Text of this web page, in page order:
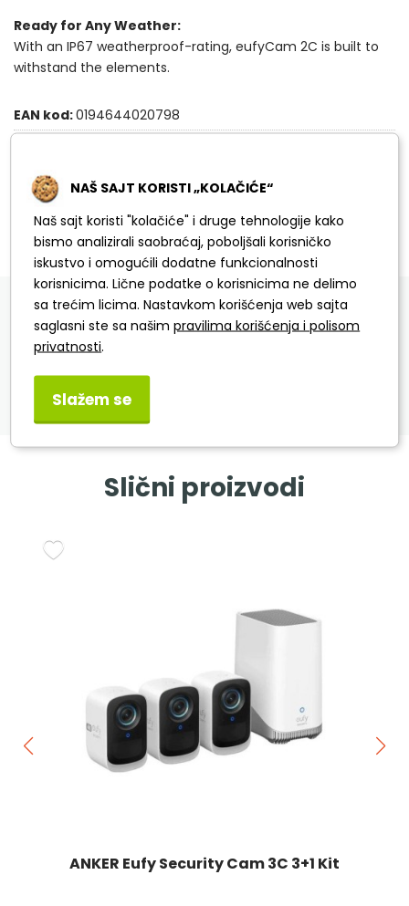
Ready for Any Weather:
With an IP67 weatherproof-rating, eufyCam 2C is built to
withstand the elements.
EAN kod:0194644020798
Kategorija:
Težina po komadu:
DETALJNI OPIS
SPECIFIKACIJA
PITANJA I ODGOVORI
Slični proizvodi
ANKER Eufy Security Cam 3C 3+1 Kit
NAŠ SAJT KORISTI „KOLAČIĆE“
Naš sajt koristi "kolačiće" i druge tehnologije kako
bismo analizirali saobraćaj, poboljšali korisničko
iskustvo i omogućili dodatne funkcionalnosti
korisnicima. Lične podatke o korisnicima ne delimo
sa trećim licima. Nastavkom korišćenja web sajta
saglasni ste sa našimpravilima korišćenja i polisom
privatnosti.
Slažem se